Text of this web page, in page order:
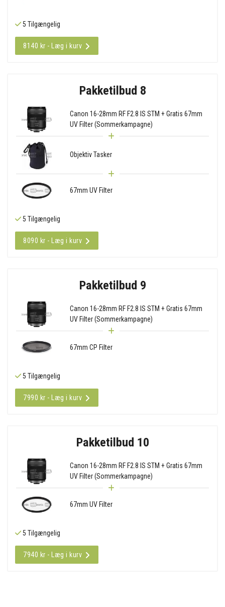
5 Tilgængelig
8140 kr - Læg i kurv
Pakketilbud 8
Canon 16-28mm RF F2.8 IS STM + Gratis 67mm
UV Filter (Sommerkampagne)
Objektiv Tasker
67mm UV Filter
5 Tilgængelig
8090 kr - Læg i kurv
Pakketilbud 9
Canon 16-28mm RF F2.8 IS STM + Gratis 67mm
UV Filter (Sommerkampagne)
67mm CP Filter
5 Tilgængelig
7990 kr - Læg i kurv
Pakketilbud 10
Canon 16-28mm RF F2.8 IS STM + Gratis 67mm
UV Filter (Sommerkampagne)
67mm UV Filter
5 Tilgængelig
7940 kr - Læg i kurv